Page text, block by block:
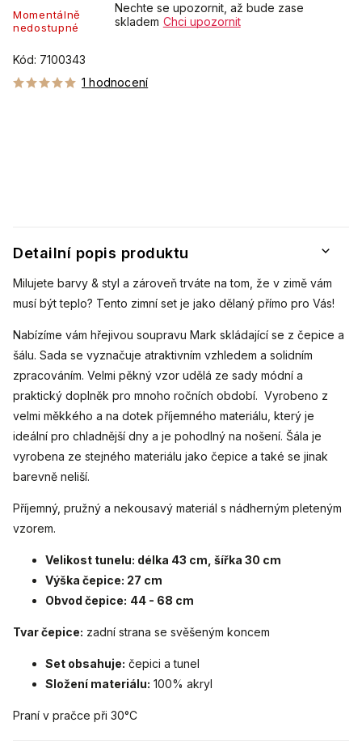
1 hodnocení
Kód: 7100343
Momentálně
nedostupné
Nechte se upozornit, až bude zase
skladem Chci upozornit
Detailní popis produktu
Milujete barvy & styl a zároveň trváte na tom, že v zimě vám
musí být teplo? Tento zimní set je jako dělaný přímo pro Vás!
Nabízíme vám hřejivou soupravu Mark skládající se z čepice a
šálu. Sada se vyznačuje atraktivním vzhledem a solidním
zpracováním. Velmi pěkný vzor udělá ze sady módní a
praktický doplněk pro mnoho ročních období. Vyrobeno z
velmi měkkého a na dotek příjemného materiálu, který je
ideální pro chladnější dny a je pohodlný na nošení. Šála je
vyrobena ze stejného materiálu jako čepice a také se jinak
barevně neliší.
Příjemný, pružný a nekousavý materiál s nádherným pleteným
vzorem.
Velikost tunelu: délka 43 cm, šířka 30 cm
Výška čepice: 27 cm
Obvod čepice: 44 - 68 cm
Tvar čepice: zadní strana se svěšeným koncem
Set obsahuje: čepici a tunel
Složení materiálu: 100% akryl
Praní v pračce při 30°C